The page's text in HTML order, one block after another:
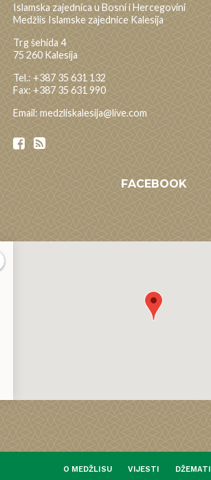
Islamska zajednica u Bosni i Hercegovini
Medžlis Islamske zajednice Kalesija
Trg šehida 4
75 260 Kalesija
Tel.: +387 35 631 132
Fax: +387 35 631 990
Email: medzliskalesija@live.com
FACEBOOK
O MEDŽLISU VIJESTI DŽEMATI